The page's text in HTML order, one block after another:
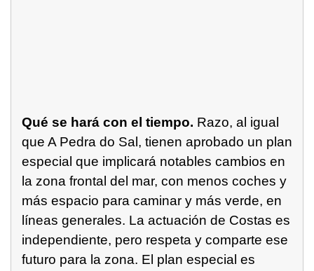
Qué se hará con el tiempo. Razo, al igual
que A Pedra do Sal, tienen aprobado un plan
especial que implicará notables cambios en
la zona frontal del mar, con menos coches y
más espacio para caminar y más verde, en
líneas generales. La actuación de Costas es
independiente, pero respeta y comparte ese
futuro para la zona. El plan especial es